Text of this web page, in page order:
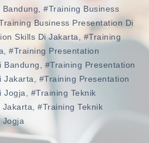
#training Business
Business Presentation Di
Skills Di Jakarta
#training
#training Presentation
Bandung
#training Presentation
Jakarta
#training Presentation
Jogja
#training Teknik
Jakarta
#training Teknik
Jogja